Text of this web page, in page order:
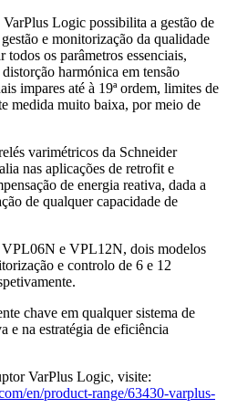
Logic possibilita a gestão de
e monitorização da qualidade
os parâmetros essenciais,
harmónica em tensão
impares até à 19ª ordem, limites de
medida muito baixa, por meio de
varimétricos da Schneider
nas aplicações de retrofit e
de energia reativa, dada a
de qualquer capacidade de
e VPL12N, dois modelos
e controlo de 6 e 12
chave em qualquer sistema de
e na estratégia de eficiência
VarPlus Logic, visite:
en/product-range/63430-varplus-